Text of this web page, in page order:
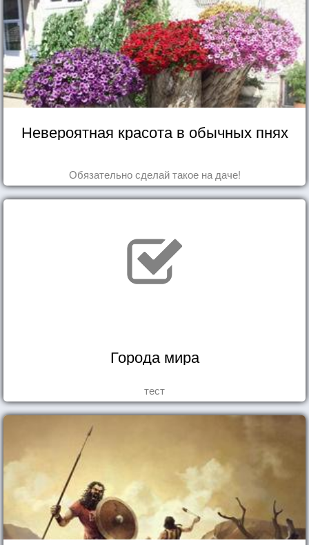
Невероятная красота в обычных пнях
Обязательно сделай такое на даче!
Города мира
тест